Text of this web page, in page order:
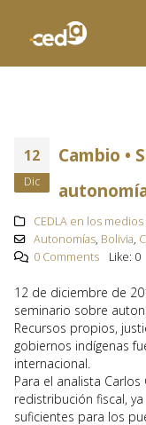
12
Dic
Cambio •
CEDLA en los medios
Autonomías, Bolivia,
0 Comments
Like: 0
12 de diciembre de
seminario sobre
Recursos propios,
gobiernos indígenas
internacional.
Para el analista
redistribución fiscal,
suficientes para los